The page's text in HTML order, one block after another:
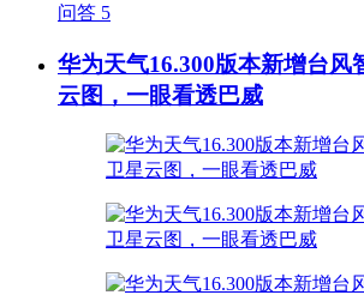
问答 5
华为天气16.300版本新增台风
云图，一眼看透巴威